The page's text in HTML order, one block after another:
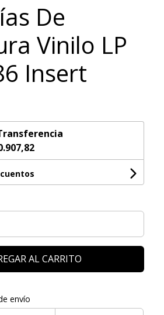
De
Vinilo LP
Insert
AL CARRITO
envío